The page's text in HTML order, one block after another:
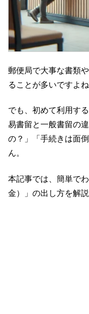
郵便局で大事な書類
ることが多いですよね
でも、初めて利用す
易書留と一般書留の
の？」「手続きは面
ん。
本記事では、簡単で
金）」の出し方を解説